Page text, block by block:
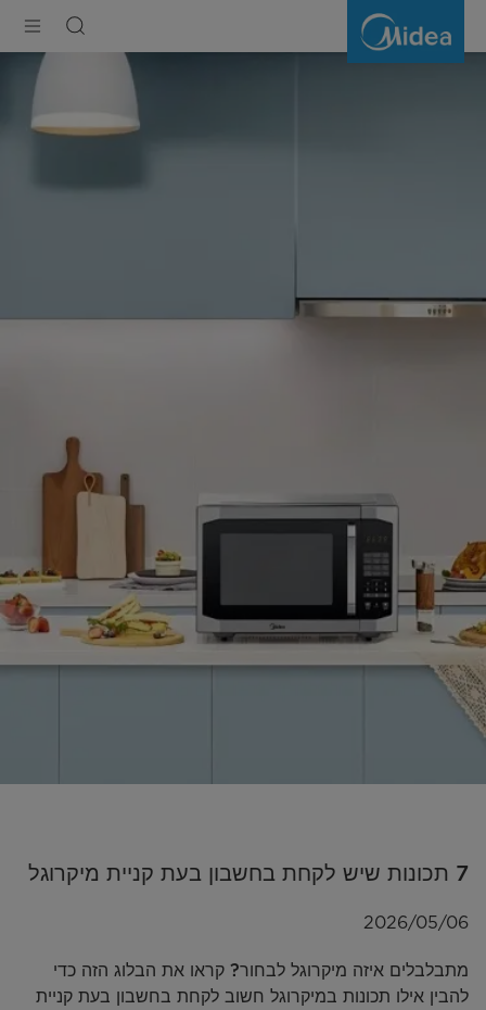
7 תכונות שיש לקחת בחשבון בעת קניית מיקרוגל
מתבלבלים איזה מיקרוגל לבחור? קראו את הבלוג הזה כדי
להבין אילו תכונות במיקרוגל חשוב לקחת בחשבון בעת קניית
2026/05/06